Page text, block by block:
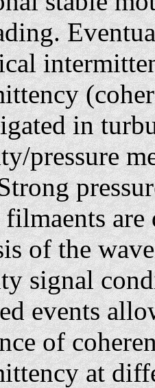
in
pressure
are
of the
signal
events
of
at